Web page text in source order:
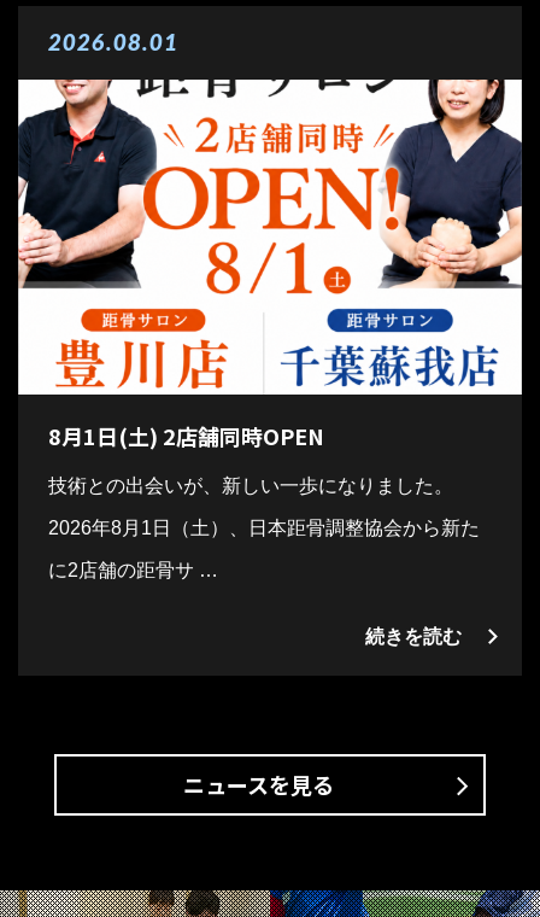
2026.08.01
8月1日(土) 2店舗同時OPEN
技術との出会いが、新しい一歩になりました。
2026年8月1日（土）、日本距骨調整協会から新た
に2店舗の距骨サ …
続きを読む
ニュースを見る